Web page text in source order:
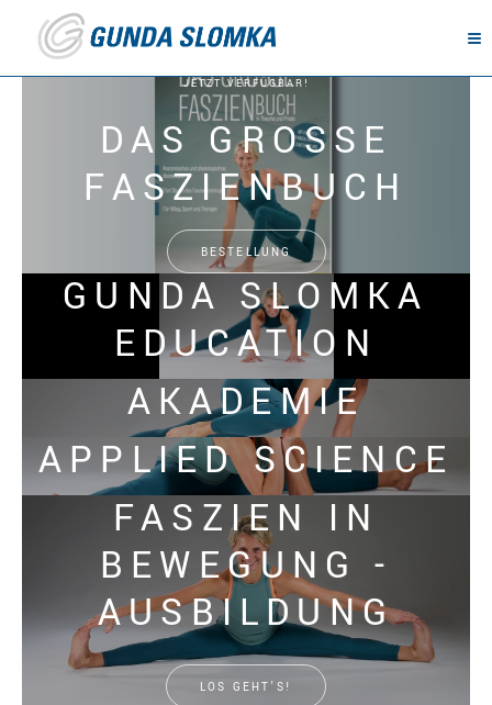
JETZT VERFÜGBAR!
DAS GROSSE
FASZIENBUCH
BESTELLUNG
GUNDA SLOMKA
EDUCATION
AKADEMIE
APPLIED SCIENCE
FASZIEN IN
BEWEGUNG -
AUSBILDUNG
LOS GEHT’S!